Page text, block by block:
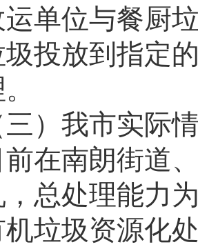
单位与餐厨
投放到指定
我市实际情
在南朗街道
总处理能力
垃圾资源化